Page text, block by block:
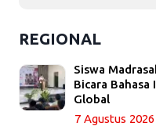
REGIONAL
Siswa
Bicara
Global
7 Agustus 2026